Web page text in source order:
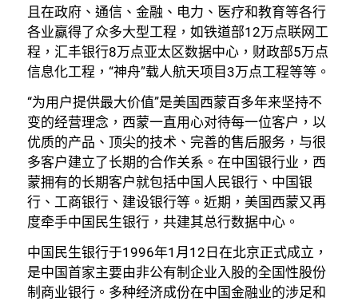
且在政府、通信、金融、电力、医疗和教育等各行
各业赢得了众多大型工程，如铁道部12万点联网工
程，汇丰银行8万点亚太区数据中心，财政部5万点
信息化工程，“神舟”载人航天项目3万点工程等等。
“为用户提供最大价值”是美国西蒙百多年来坚持不
变的经营理念，西蒙一直用心对待每一位客户，以
优质的产品、顶尖的技术、完善的售后服务，与很
多客户建立了长期的合作关系。在中国银行业，西
蒙拥有的长期客户就包括中国人民银行、中国银
行、工商银行、建设银行等。近期，美国西蒙又再
度牵手中国民生银行，共建其总行数据中心。
中国民生银行于1996年1月12日在北京正式成立，
是中国首家主要由非公有制企业入股的全国性股份
制商业银行。多种经济成份在中国金融业的涉足和